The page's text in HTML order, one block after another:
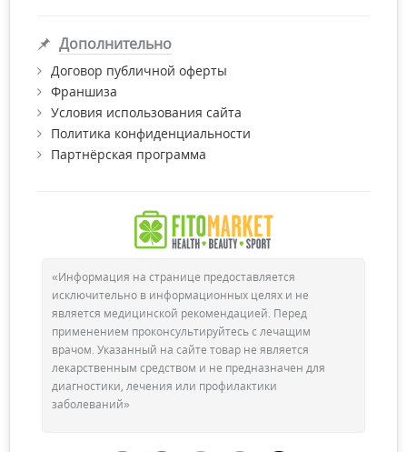
Дополнительно
Договор публичной оферты
Франшиза
Условия использования сайта
Политика конфиденциальности
Партнёрская программа
«Информация на странице предоставляется
исключительно в информационных целях и не
является медицинской рекомендацией. Перед
применением проконсультируйтесь с лечащим
врачом. Указанный на сайте товар не является
лекарственным средством и не предназначен для
диагностики, лечения или профилактики
заболеваний»